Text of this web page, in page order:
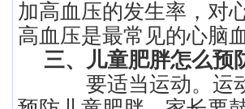
加高血压的发生率，对
高血压是最常见的心脑
三、儿童肥胖怎么预
要适当运动。运动